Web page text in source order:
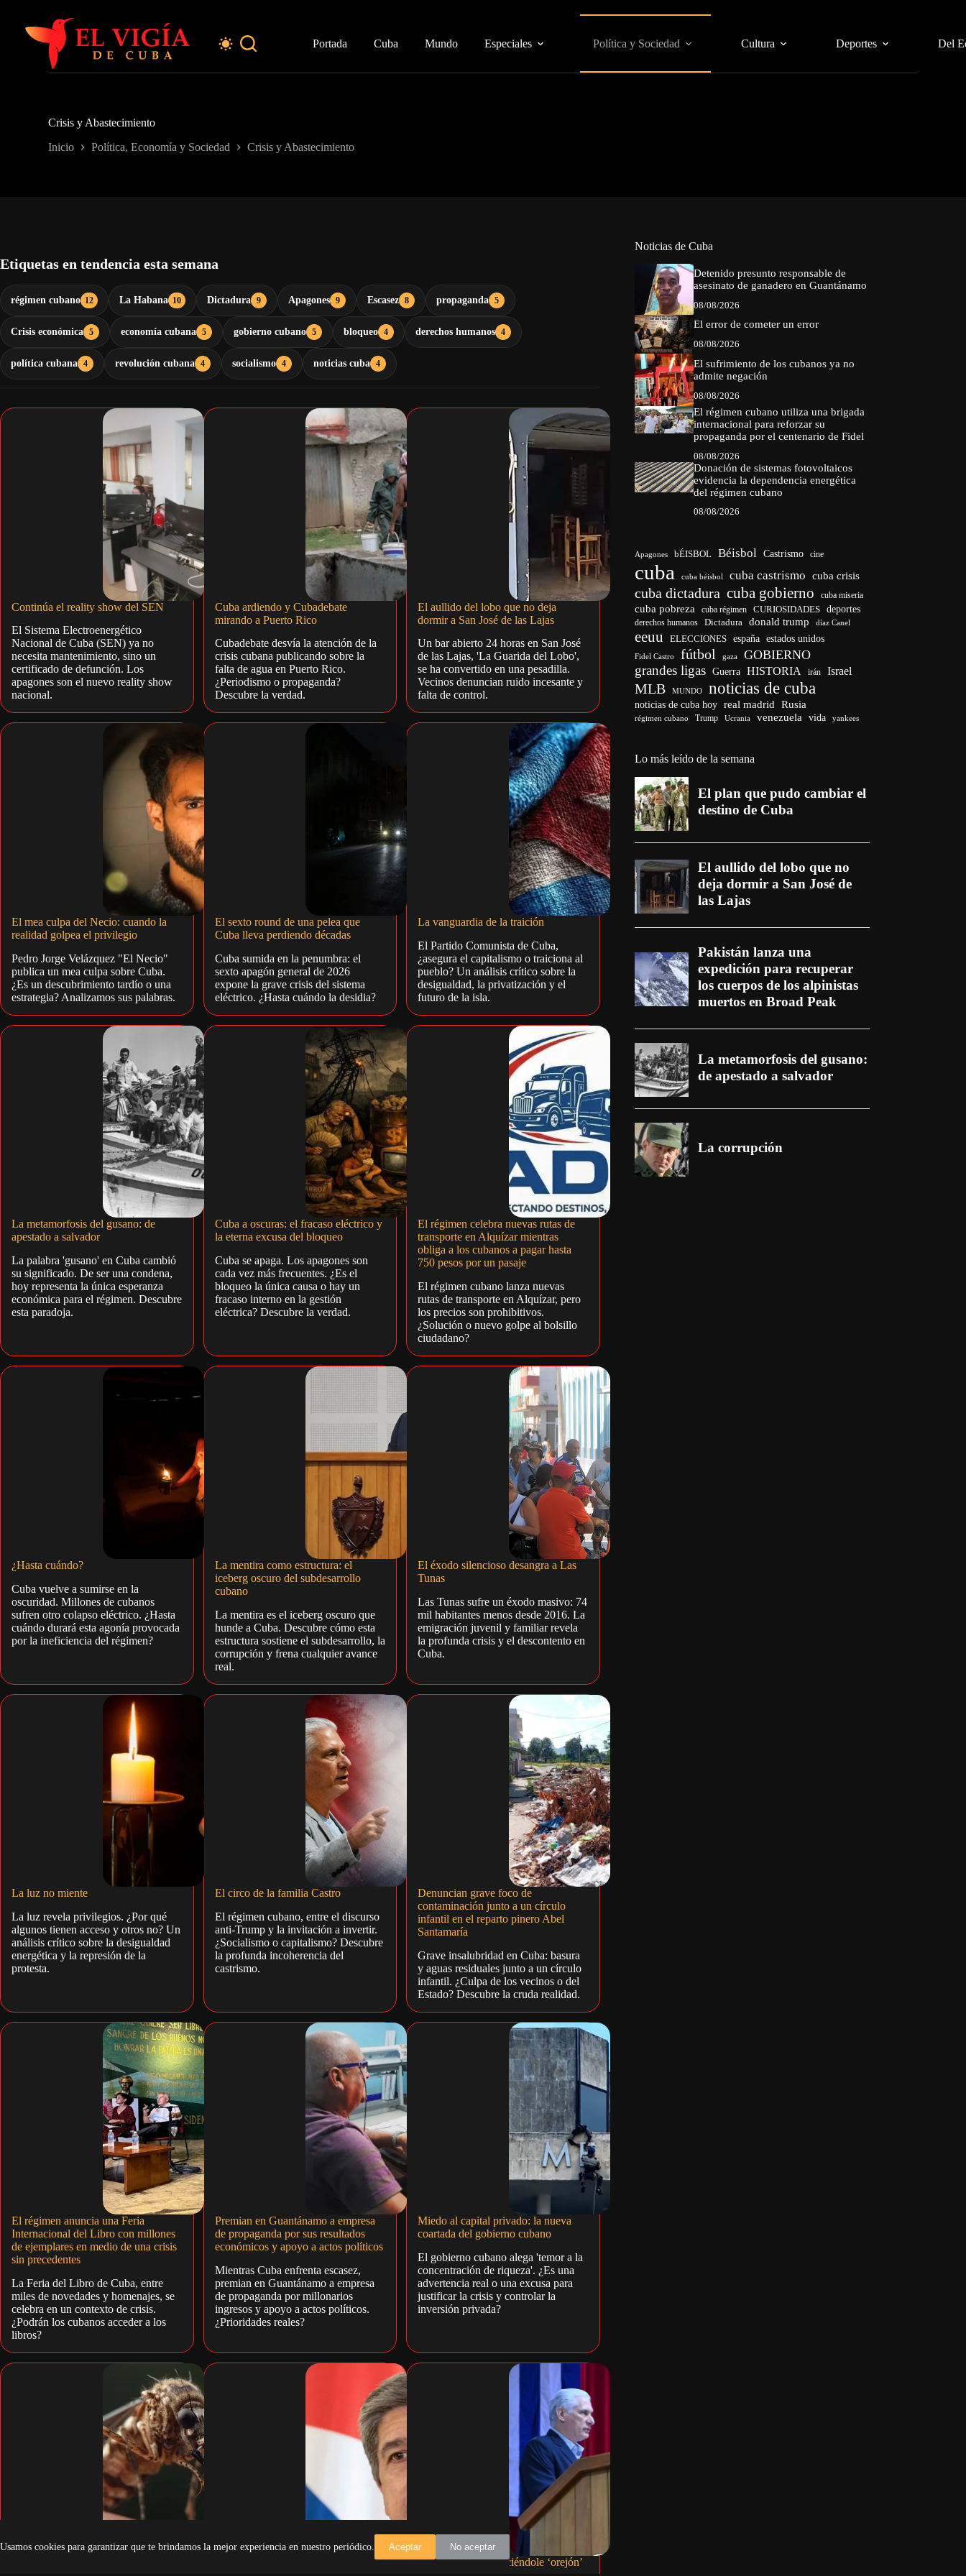
contenido
Usamos cookies para garantizar que te brindamos la mejor experiencia en nuestro periódico. Aceptar No aceptar
Portada Cuba Mundo Especiales Política y Sociedad Cultura Deportes Del
Crisis y Abastecimiento
Inicio Política, Economía y Sociedad Crisis y Abastecimiento
Etiquetas en tendencia esta semana
régimen cubano 12 La Habana 10 Dictadura 9 Apagones 9 Escasez 8 propaganda 5
Crisis económica 5 economía cubana 5 gobierno cubano 5 bloqueo 4 derechos humanos 4
política cubana 4 revolución cubana 4 socialismo 4 noticias cuba 4
Continúa el reality show del SEN
El Sistema Electroenergético
Nacional de Cuba (SEN) ya no
necesita mantenimiento, sino un
certificado de defunción. Los
apagones son el nuevo reality show
nacional.
Cuba ardiendo y Cubadebate
mirando a Puerto Rico
Cubadebate desvía la atención de la
crisis cubana publicando sobre la
falta de agua en Puerto Rico.
¿Periodismo o propaganda?
Descubre la verdad.
El aullido del lobo que no deja
dormir a San José de las Lajas
Un bar abierto 24 horas en San José
de las Lajas, 'La Guarida del Lobo',
se ha convertido en una pesadilla.
Vecinos denuncian ruido incesante y
falta de control.
El mea culpa del Necio: cuando la
realidad golpea el privilegio
Pedro Jorge Velázquez "El Necio"
publica un mea culpa sobre Cuba.
¿Es un descubrimiento tardío o una
estrategia? Analizamos sus palabras.
El sexto round de una pelea que
Cuba lleva perdiendo décadas
Cuba sumida en la penumbra: el
sexto apagón general de 2026
expone la grave crisis del sistema
eléctrico. ¿Hasta cuándo la desidia?
La vanguardia de la traición
El Partido Comunista de Cuba,
¿asegura el capitalismo o traiciona al
pueblo? Un análisis crítico sobre la
desigualdad, la privatización y el
futuro de la isla.
La metamorfosis del gusano: de
apestado a salvador
La palabra 'gusano' en Cuba cambió
su significado. De ser una condena,
hoy representa la única esperanza
económica para el régimen. Descubre
esta paradoja.
Cuba a oscuras: el fracaso eléctrico y
la eterna excusa del bloqueo
Cuba se apaga. Los apagones son
cada vez más frecuentes. ¿Es el
bloqueo la única causa o hay un
fracaso interno en la gestión
eléctrica? Descubre la verdad.
El régimen celebra nuevas rutas de
transporte en Alquízar mientras
obliga a los cubanos a pagar hasta
750 pesos por un pasaje
El régimen cubano lanza nuevas
rutas de transporte en Alquízar, pero
los precios son prohibitivos.
¿Solución o nuevo golpe al bolsillo
ciudadano?
¿Hasta cuándo?
Cuba vuelve a sumirse en la
oscuridad. Millones de cubanos
sufren otro colapso eléctrico. ¿Hasta
cuándo durará esta agonía provocada
por la ineficiencia del régimen?
La mentira como estructura: el
iceberg oscuro del subdesarrollo
cubano
La mentira es el iceberg oscuro que
hunde a Cuba. Descubre cómo esta
estructura sostiene el subdesarrollo, la
corrupción y frena cualquier avance
real.
El éxodo silencioso desangra a Las
Tunas
Las Tunas sufre un éxodo masivo: 74
mil habitantes menos desde 2016. La
emigración juvenil y familiar revela
la profunda crisis y el descontento en
Cuba.
La luz no miente
La luz revela privilegios. ¿Por qué
algunos tienen acceso y otros no? Un
análisis crítico sobre la desigualdad
energética y la represión de la
protesta.
El circo de la familia Castro
El régimen cubano, entre el discurso
anti-Trump y la invitación a invertir.
¿Socialismo o capitalismo? Descubre
la profunda incoherencia del
castrismo.
Denuncian grave foco de
contaminación junto a un círculo
infantil en el reparto pinero Abel
Santamaría
Grave insalubridad en Cuba: basura
y aguas residuales junto a un círculo
infantil. ¿Culpa de los vecinos o del
Estado? Descubre la cruda realidad.
El régimen anuncia una Feria
Internacional del Libro con millones
de ejemplares en medio de una crisis
sin precedentes
La Feria del Libro de Cuba, entre
miles de novedades y homenajes, se
celebra en un contexto de crisis.
¿Podrán los cubanos acceder a los
libros?
Premian en Guantánamo a empresa
de propaganda por sus resultados
económicos y apoyo a actos políticos
Mientras Cuba enfrenta escasez,
premian en Guantánamo a empresa
de propaganda por millonarios
ingresos y apoyo a actos políticos.
¿Prioridades reales?
Miedo al capital privado: la nueva
coartada del gobierno cubano
El gobierno cubano alega 'temor a la
concentración de riqueza'. ¿Es una
advertencia real o una excusa para
justificar la crisis y controlar la
inversión privada?
Otra vez el burro diciéndole ‘orejón’
Noticias de Cuba
Detenido presunto responsable de
asesinato de ganadero en Guantánamo
08/08/2026
El error de cometer un error
08/08/2026
El sufrimiento de los cubanos ya no
admite negación
08/08/2026
El régimen cubano utiliza una brigada
internacional para reforzar su
propaganda por el centenario de Fidel
08/08/2026
Donación de sistemas fotovoltaicos
evidencia la dependencia energética
del régimen cubano
08/08/2026
Apagones bÉISBOL Béisbol Castrismo cine
cuba cuba béisbol cuba castrismo cuba crisis
cuba dictadura cuba gobierno cuba miseria
cuba pobreza cuba régimen CURIOSIDADES deportes
derechos humanos Dictadura donald trump díaz Canel
eeuu ELECCIONES españa estados unidos
Fidel Castro fútbol gaza GOBIERNO
grandes ligas Guerra HISTORIA irán Israel
MLB MUNDO noticias de cuba
noticias de cuba hoy real madrid Rusia
régimen cubano Trump Ucrania venezuela vida yankees
Lo más leído de la semana